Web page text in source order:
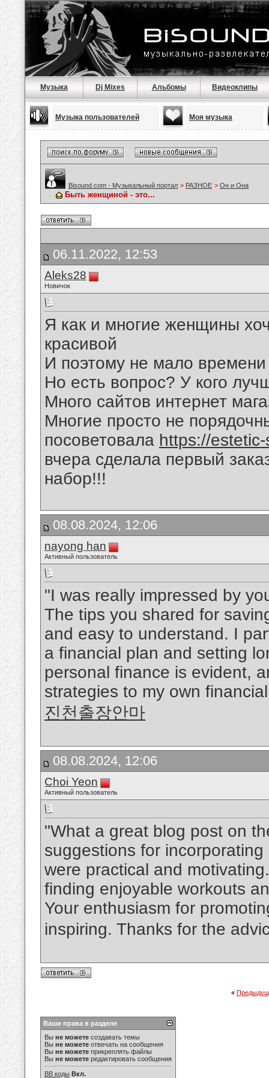
Музыка Dj Mixes Альбомы Видеоклипы
Музыка пользователей Моя музыка
Bisound.com - Музыкальный портал > РАЗНОЕ > Он и Она
Быть женщиной - это...
06.11.2022, 12:53
Aleks28
Новичок
Я как и многие женщины
красивой
И поэтому не мало
Но есть вопрос? У кого
Много сайтов интернет
Многие просто не
посоветовала https://
вчера сделала первый
набор!!!
08.08.2024, 12:06
nayong han
Активный пользователь
"I was really impressed by
The tips you shared for
and easy to understand. I
a financial plan and setting
personal finance is evident,
strategies to my own
진천출장안마
08.08.2024, 12:06
Choi Yeon
Активный пользователь
"What a great blog post on
suggestions for
were practical and
finding enjoyable workouts
Your enthusiasm for
inspiring. Thanks for the
«
Ваши права в разделе
Вы не можете создавать темы
Вы не можете отвечать на сообщения
Вы не можете прикреплять файлы
Вы не можете редактировать сообщения
BB коды Вкл.